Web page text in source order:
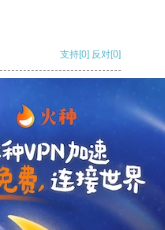
支持[0] 反对[0]
反对